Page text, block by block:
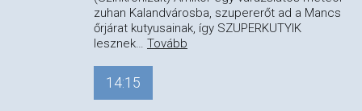
zuhan Kalandvárosba, szupererőt ad a Mancs
őrjárat kutyusainak, így SZUPERKUTYIK
lesznek… Tovább
14:15